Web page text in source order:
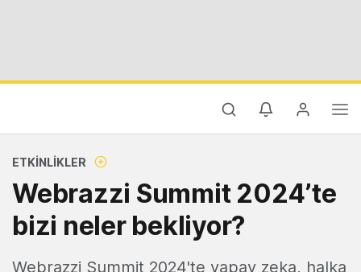
ETKINLIKLER
Webrazzi Summit 2024’te
bizi neler bekliyor?
Webrazzi Summit 2024'te yapay zeka, halka